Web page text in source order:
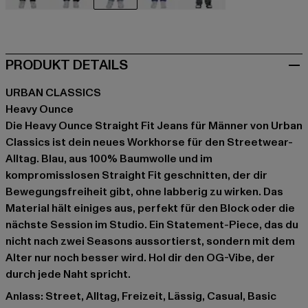
PRODUKT DETAILS
URBAN CLASSICS
Heavy Ounce
Die Heavy Ounce Straight Fit Jeans für Männer von Urban
Classics ist dein neues Workhorse für den Streetwear-
Alltag. Blau, aus 100% Baumwolle und im
kompromisslosen Straight Fit geschnitten, der dir
Bewegungsfreiheit gibt, ohne labberig zu wirken. Das
Material hält einiges aus, perfekt für den Block oder die
nächste Session im Studio. Ein Statement-Piece, das du
nicht nach zwei Seasons aussortierst, sondern mit dem
Alter nur noch besser wird. Hol dir den OG-Vibe, der
durch jede Naht spricht.
Anlass: Street, Alltag, Freizeit, Lässig, Casual, Basic